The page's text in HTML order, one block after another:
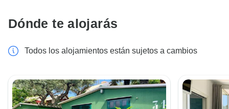
Dónde te alojarás
Todos los alojamientos están sujetos a cambios